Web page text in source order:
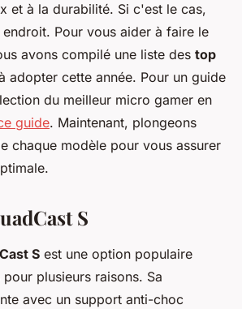
et à la durabilité. Si c'est le cas,
Pour vous aider à faire le
avons compilé une liste des top
adopter cette année. Pour un guide
du meilleur micro gamer en
guide. Maintenant, plongeons
chaque modèle pour vous assurer
S
S est une option populaire
plusieurs raisons. Sa
avec un support anti-choc